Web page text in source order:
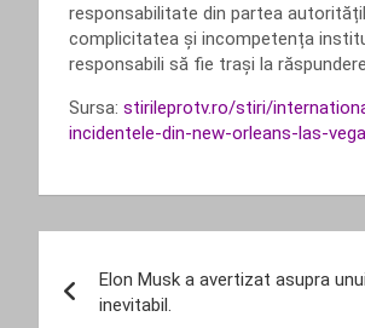
responsabilitate din partea
complicitatea și incompetența
responsabili să fie trași la
Sursa: stirileprotv.ro/stiri/
incidentele-din-new-orleans-las-
în
Elon Musk a avertizat asupra
inevitabil.